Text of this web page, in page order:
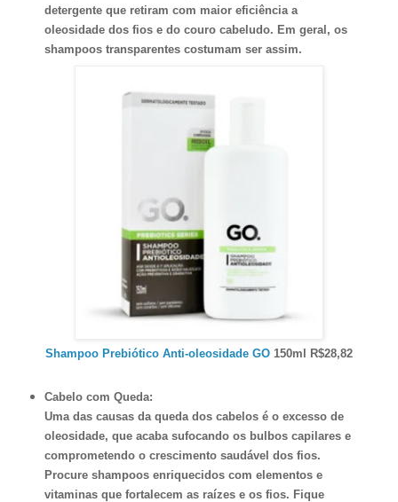
detergente que retiram com maior eficiência a
oleosidade dos fios e do couro cabeludo. Em geral, os
shampoos transparentes costumam ser assim.
Shampoo Prebiótico Anti-oleosidade GO 150ml R$28,82
Cabelo com Queda:
Uma das causas da queda dos cabelos é o excesso de
oleosidade, que acaba sufocando os bulbos capilares e
comprometendo o crescimento saudável dos fios.
Procure shampoos enriquecidos com elementos e
vitaminas que fortalecem as raízes e os fios. Fique